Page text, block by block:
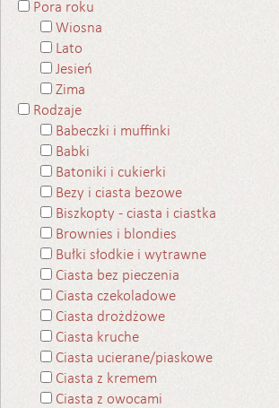
Pora roku
Wiosna
Lato
Jesień
Zima
Rodzaje
Babeczki i muffinki
Babki
Batoniki i cukierki
Bezy i ciasta bezowe
Biszkopty - ciasta i ciastka
Brownies i blondies
Bułki słodkie i wytrawne
Ciasta bez pieczenia
Ciasta czekoladowe
Ciasta drożdżowe
Ciasta kruche
Ciasta ucierane/piaskowe
Ciasta z kremem
Ciasta z owocami